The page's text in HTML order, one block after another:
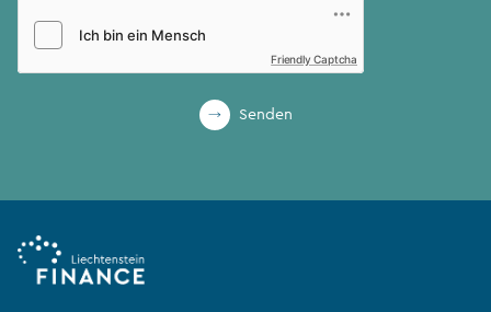
Friendly Captcha
Senden